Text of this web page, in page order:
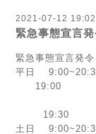
2021-07-12
緊急事態宣言
緊急事態宣言発
平日
19:00
ソフ
19:30
土日